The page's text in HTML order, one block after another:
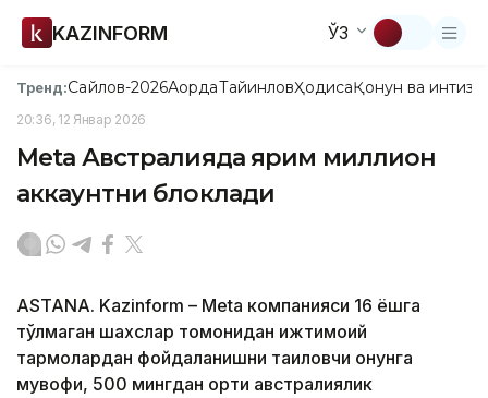
KAZINFORM ЎЗ
Тренд:Сайлов-2026АқордаТайинловҲодисаҚонун ва
20:36, 12 Январ 2026
Meta Австралияда ярим миллион
аккаунтни блоклади
ASTANA. Kazinform – Meta компанияси 16 ёшга
тўлмаган шахслар томонидан ижтимоий
тармоқлардан фойдаланишни тақиқловчи қонунга
мувофиқ, 500 мингдан ортиқ австралиялик